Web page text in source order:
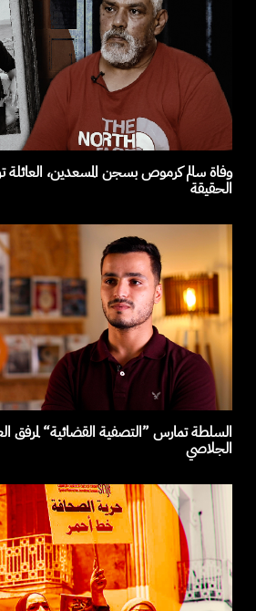
وفاة سالم كرموص بسجن المسعدين،
الحقيقة
السلطة تمارس ”التصفية القضائية“ لمرفق
الجلاصي